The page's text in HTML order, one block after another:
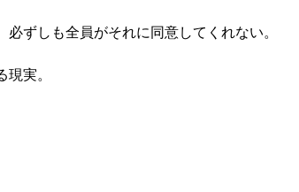
しも全員がそれに同意してくれない。
実。